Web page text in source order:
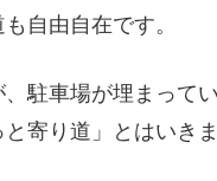
自由自在です。
駐車場が埋まって
寄り道」とはいきま